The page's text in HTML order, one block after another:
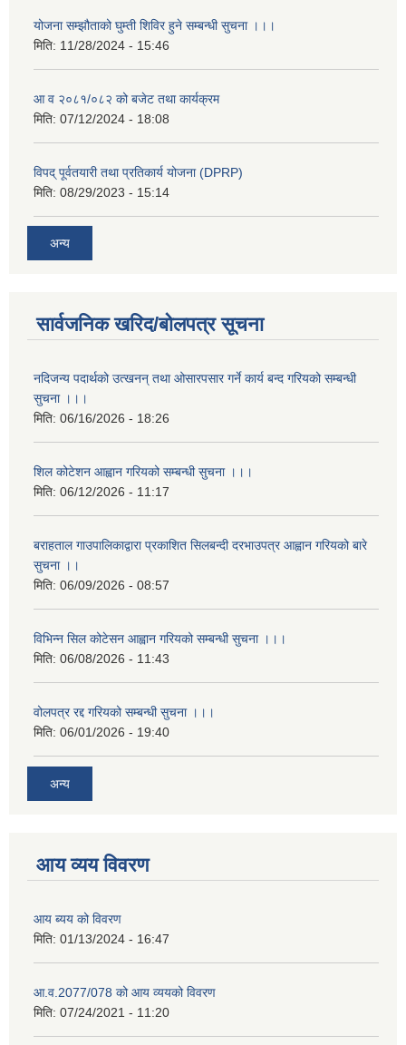
योजना सम्झौताको घुम्ती शिविर हुने सम्बन्धी सुचना ।।।
मिति: 11/28/2024 - 15:46
आ व २०८१/०८२ को बजेट तथा कार्यक्रम
मिति: 07/12/2024 - 18:08
विपद् पूर्वतयारी तथा प्रतिकार्य योजना (DPRP)
मिति: 08/29/2023 - 15:14
अन्य
सार्वजनिक खरिद/बोलपत्र सूचना
नदिजन्य पदार्थको उत्खनन् तथा ओसारपसार गर्ने कार्य बन्द गरियको सम्बन्धी
सुचना ।।।
मिति: 06/16/2026 - 18:26
शिल कोटेशन आह्वान गरियको सम्बन्धी सुचना ।।।
मिति: 06/12/2026 - 11:17
बराहताल गाउपालिकाद्वारा प्रकाशित सिलबन्दी दरभाउपत्र आह्वान गरियको बारे
सुचना ।।
मिति: 06/09/2026 - 08:57
विभिन्न सिल कोटेसन आह्वान गरियको सम्बन्धी सुचना ।।।
मिति: 06/08/2026 - 11:43
वोलपत्र रद्द गरियको सम्बन्धी सुचना ।।।
मिति: 06/01/2026 - 19:40
अन्य
आय व्यय विवरण
आय ब्यय को विवरण
मिति: 01/13/2024 - 16:47
आ.व.2077/078 को आय व्ययको विवरण
मिति: 07/24/2021 - 11:20